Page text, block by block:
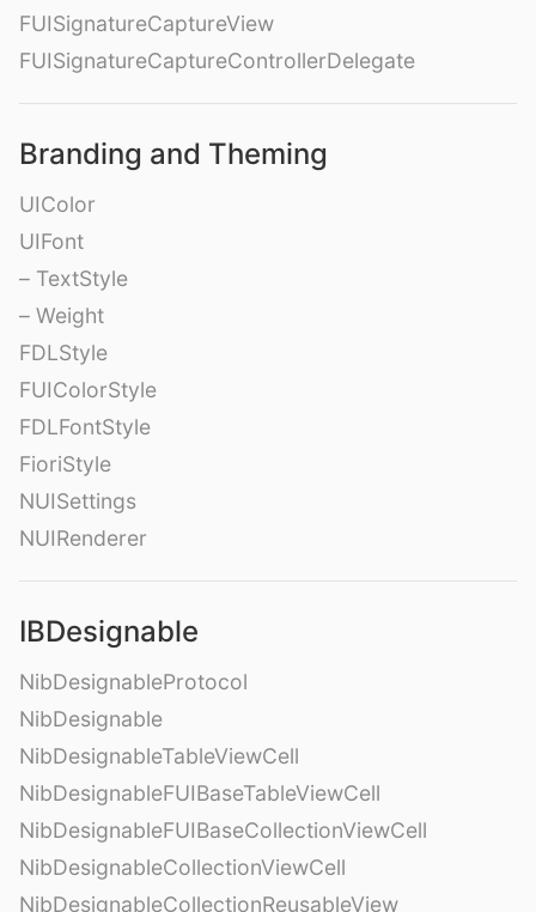
FUISignatureCaptureView
FUISignatureCaptureControllerDelegate
Branding and Theming
UIColor
UIFont
– TextStyle
– Weight
FDLStyle
FUIColorStyle
FDLFontStyle
FioriStyle
NUISettings
NUIRenderer
IBDesignable
NibDesignableProtocol
NibDesignable
NibDesignableTableViewCell
NibDesignableFUIBaseTableViewCell
NibDesignableFUIBaseCollectionViewCell
NibDesignableCollectionViewCell
NibDesignableCollectionReusableView